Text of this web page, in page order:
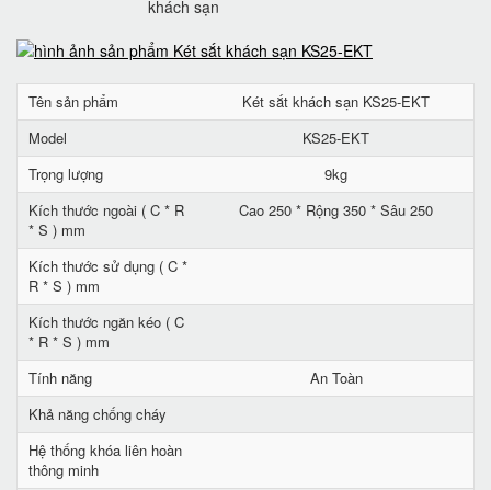
khách sạn
Tên sản phẩm
Két sắt khách sạn KS25-EKT
Model
KS25-EKT
Trọng lượng
9kg
Kích thước ngoài ( C * R
* S ) mm
Cao 250 * Rộng 350 * Sâu 250
Kích thước sử dụng ( C *
R * S ) mm
Kích thước ngăn kéo ( C
* R * S ) mm
Tính năng
An Toàn
Khả năng chống cháy
Hệ thống khóa liên hoàn
thông minh